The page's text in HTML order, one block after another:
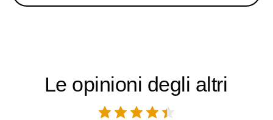
Le opinioni degli altri